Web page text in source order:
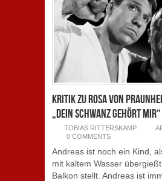
Kritik zu Rosa von
„Dein Schwanz gehört mir“
TOBIAS RITTERSKAMP
0 COMMENTS
Andreas ist noch ein Kind,
mit kaltem Wasser
Balkon stellt. Andreas ist